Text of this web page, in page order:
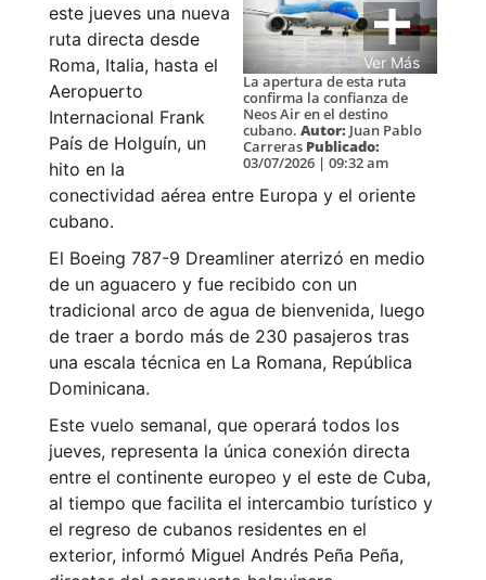
Ver Más
La apertura de esta ruta
confirma la confianza de
Neos Air en el destino
cubano. Autor: Juan Pablo
Carreras Publicado:
03/07/2026 | 09:32 am
este jueves una nueva
ruta directa desde
Roma, Italia, hasta el
Aeropuerto
Internacional Frank
País de Holguín, un
hito en la
conectividad aérea entre Europa y el oriente
cubano.
El Boeing 787-9 Dreamliner aterrizó en medio
de un aguacero y fue recibido con un
tradicional arco de agua de bienvenida, luego
de traer a bordo más de 230 pasajeros tras
una escala técnica en La Romana, República
Dominicana.
Este vuelo semanal, que operará todos los
jueves, representa la única conexión directa
entre el continente europeo y el este de Cuba,
al tiempo que facilita el intercambio turístico y
el regreso de cubanos residentes en el
exterior, informó Miguel Andrés Peña Peña,